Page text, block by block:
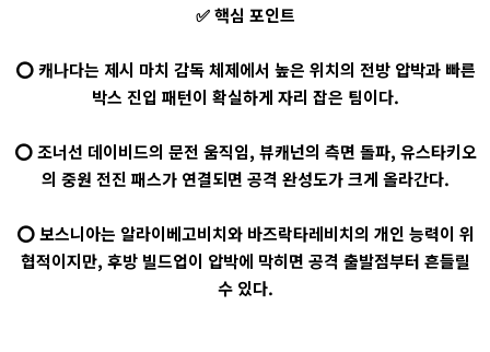
✅ 핵심 포인트
⭕ 캐나다는 제시 마치 감독 체제에서 높은 위치의 전방 압박과 빠른
박스 진입 패턴이 확실하게 자리 잡은 팀이다.
⭕ 조너선 데이비드의 문전 움직임, 뷰캐넌의 측면 돌파, 유스타키오
의 중원 전진 패스가 연결되면 공격 완성도가 크게 올라간다.
⭕ 보스니아는 알라이베고비치와 바즈락타레비치의 개인 능력이 위
협적이지만, 후방 빌드업이 압박에 막히면 공격 출발점부터 흔들릴
수 있다.